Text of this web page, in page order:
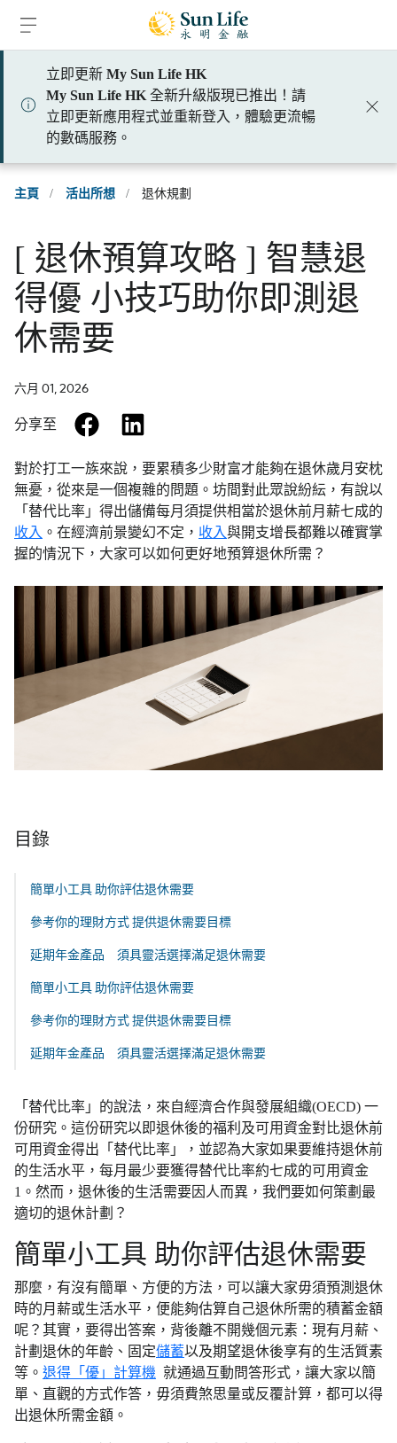
立即更新 My Sun Life HK
My Sun Life HK 全新升級版現已推出！請
立即更新應用程式並重新登入，體驗更流暢
的數碼服務。
主頁 / 活出所想 / 退休規劃
[ 退休預算攻略 ] 智慧退
得優 小技巧助你即測退
休需要
六月 01, 2026
分享至 facebook
對於打工一族來說，要累積多少財富才能夠在退休歲月安枕
無憂，從來是一個複雜的問題。坊間對此眾說紛紜，有說以
「替代比率」得出儲備每月須提供相當於退休前月薪七成的
收入 。在經濟前景變幻不定， 收入與開支增長都難以確實掌
握的情況下，大家可以如何更好地預算退休所需？
目錄
簡單小工具 助你評估退休需要
參考你的理財方式 提供退休需要目標
延期年金產品 須具靈活選擇滿足退休需要
簡單小工具 助你評估退休需要
參考你的理財方式 提供退休需要目標
延期年金產品 須具靈活選擇滿足退休需要
「替代比率」的說法，來自經濟合作與發展組織(OECD) 一
份研究。這份研究以即退休後的福利及可用資金對比退休前
可用資金得出「替代比率」，並認為大家如果要維持退休前
的生活水平，每月最少要獲得替代比率約七成的可用資金
1。然而，退休後的生活需要因人而異，我們要如何策劃最
適切的退休計劃？
簡單小工具 助你評估退休需要
那麼，有沒有簡單、方便的方法，可以讓大家毋須預測退休
時的月薪或生活水平，便能夠估算自己退休所需的積蓄金額
呢？其實，要得出答案，背後離不開幾個元素：現有月薪、
計劃退休的年齡、固定儲蓄以及期望退休後享有的生活質素
等。 退得「優」計算機 就通過互動問答形式，讓大家以簡
單、直觀的方式作答，毋須費煞思量或反覆計算，都可以得
出退休所需金額。